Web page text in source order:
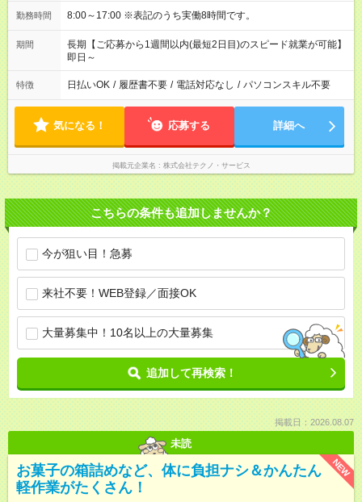
勤務時間 8:00～17:00 ※表記のうち実働8時間です。
期間
長期【ご応募から1週間以内(最短2日目)のスピード就業が可能】
即日～
特徴 日払いOK / 履歴書不要 / 電話対応なし / パソコンスキル不要
気になる！ 応募する 詳細へ
掲載元企業名 株式会社テクノ・サービス
こちらの条件も追加しませんか？
今が狙い目！急募
来社不要！WEB登録／面接OK
大量募集中！10名以上の大量募集
追加して再検索！
掲載日：2026.08.07
未読
NEW
お菓子の箱詰めなど、体に負担ナシ＆かんたん
軽作業がたくさん！